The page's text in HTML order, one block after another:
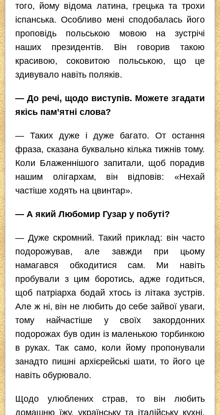
того, йому відома латина, грецька та трохи
іспанська. Особливо мені сподобалась його
проповідь польською мовою на зустрічі
наших президентів. Він говорив такою
красивою, соковитою польською, що це
здивувало навіть поляків.
— До речі, щодо виступів. Можете згадати
якісь пам’ятні слова?
— Таких дуже і дуже багато. От остання
фраза, сказана буквально кілька тижнів тому.
Коли Блаженнішого запитали, щоб порадив
нашим олігархам, він відповів: «Нехай
частіше ходять на цвинтар».
— А який Любомир Гузар у побуті?
— Дуже скромний. Такий приклад: він часто
подорожував, але завжди при цьому
намагався обходитися сам. Ми навіть
пробували з цим боротись, адже годиться,
щоб патріарха бодай хтось iз літака зустрів.
Але ж ні, він не любить до себе зайвої уваги,
тому найчастіше у своїх закордонних
подорожах був один iз маленькою торбинкою
в руках. Так само, коли йому пропонували
занадто пишні архієрейські шати, то його це
навіть обурювало.
Щодо улюблених страв, то він любить
домашню їжу, українську та італійську кухні.